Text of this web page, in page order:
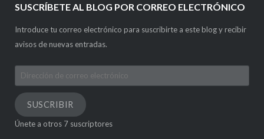
SUSCRÍBETE AL BLOG POR CORREO ELECTRÓNICO
Introduce tu correo electrónico para suscribirte a este blog y recibir
avisos de nuevas entradas.
Dirección
de
correo
electrónico
SUSCRIBIR
Únete a otros 7 suscriptores